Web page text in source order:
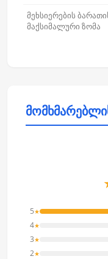
მეხსიერების
მაქსიმალური ზომა
5★
4★
3★
2★